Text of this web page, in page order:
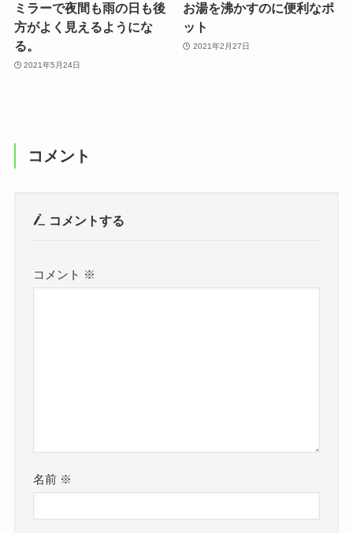
ミラーで夜間も雨の日も後
方がよく見えるようにな
る。
2021年5月24日
お湯を沸かすのに便利なポ
ット
2021年2月27日
コメント
コメントする
コメント ※
名前 ※